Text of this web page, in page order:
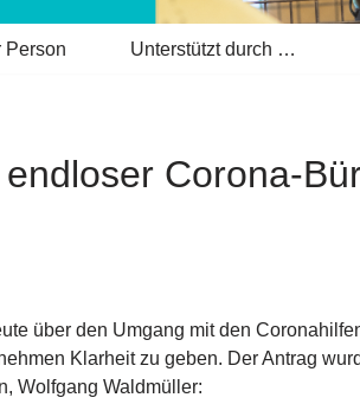
Person Unterstützt durch …
Corona-
über den Umgang mit den
Klarheit zu geben. Der Antrag
Wolfgang Waldmüller: